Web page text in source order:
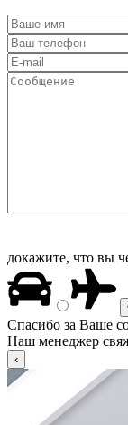
докажите, что вы
Спасибо за Ваше
Наш менеджер